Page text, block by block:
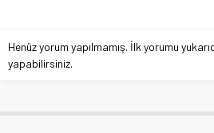
Henüz yorum yapılmamış. İlk yorumu
yapabilirsiniz.